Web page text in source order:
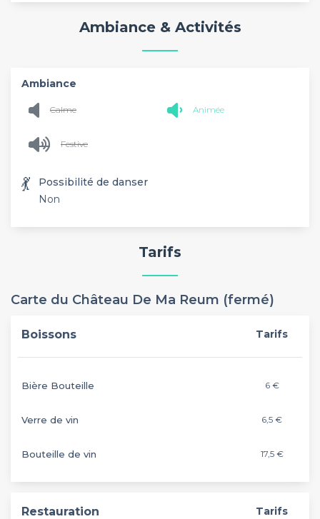
Ambiance & Activités
Ambiance
Calme Animée
Festive
💃
Possibilité de danser
Non
Tarifs
Carte du Château De Ma Reum (fermé)
Boissons Tarifs
Bière Bouteille 6 €
Verre de vin 6,5 €
Bouteille de vin 17,5 €
Restauration Tarifs